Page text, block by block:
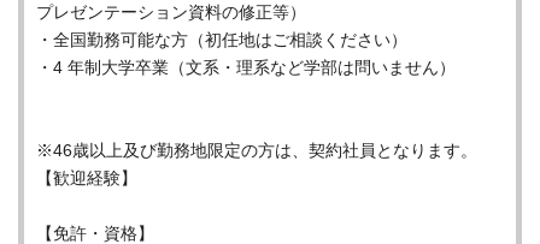
プレゼンテーション資料の修正等）
・全国勤務可能な方（初任地はご相談ください）
・4 年制大学卒業（文系・理系など学部は問いません）
※46歳以上及び勤務地限定の方は、契約社員となります。
【歓迎経験】
【免許・資格】